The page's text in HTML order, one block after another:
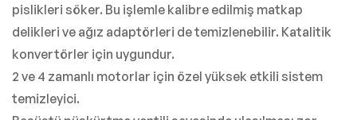
pislikleri söker. Bu işlemle kalibre edilmiş matkap
delikleri ve ağız adaptörleri de temizlenebilir. Katalitik
konvertörler için uygundur.
2 ve 4 zamanlı motorlar için özel yüksek etkili sistem
temizleyici.